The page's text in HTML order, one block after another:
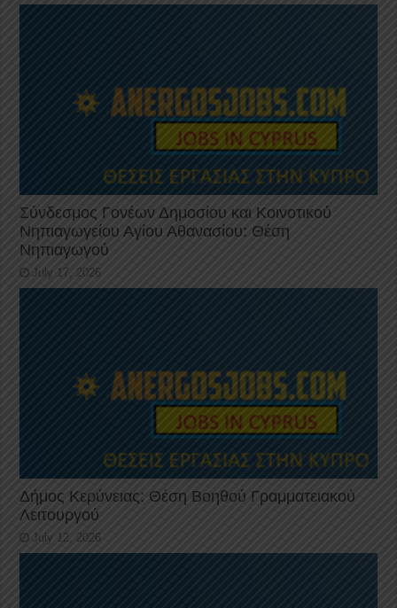
Σύνδεσμος Γονέων Δημοσίου και Κοινοτικού
Νηπιαγωγείου Αγίου Αθανασίου: Θέση
Νηπιαγωγού
July 17, 2026
Δήμος Κερύνειας: Θέση Βοηθού Γραμματειακού
Λειτουργού
July 12, 2026